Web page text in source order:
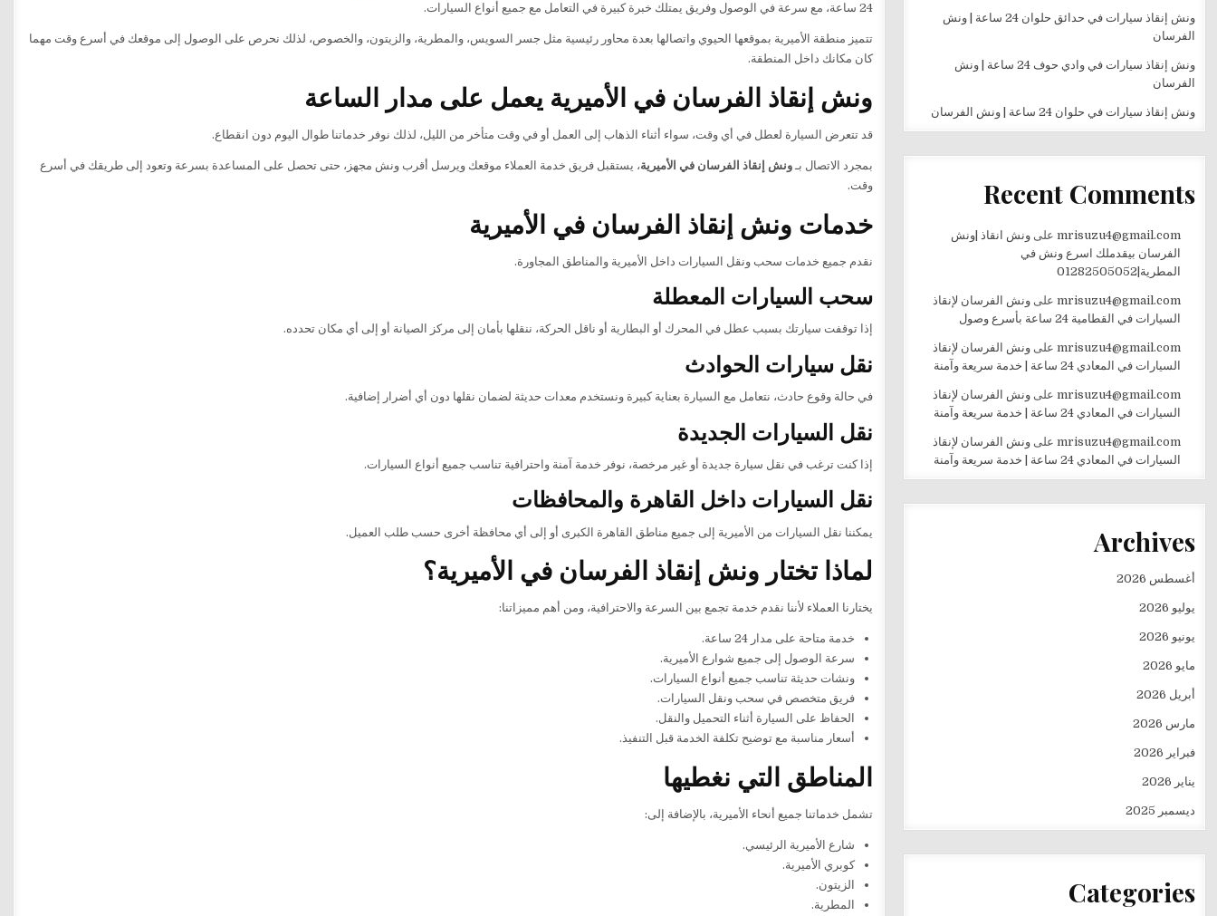
24 ساعة، مع سرعة في الوصول وفريق يمتلك خبرة كبيرة في التعامل مع جميع أنواع السيارات.
تتميز منطقة الأميرية بموقعها الحيوي واتصالها بعدة محاور رئيسية مثل جسر السويس، والمطرية، والزيتون، والخصوص، لذلك نحرص على الوصول إلى موقعك في أسرع وقت مهما
كان مكانك داخل المنطقة.
ونش إنقاذ الفرسان في الأميرية يعمل على مدار الساعة
قد تتعرض السيارة لعطل في أي وقت، سواء أثناء الذهاب إلى العمل أو في وقت متأخر من الليل، لذلك نوفر خدماتنا طوال اليوم دون انقطاع.
بمجرد الاتصال بـونش إنقاذ الفرسان في الأميرية، يستقبل فريق خدمة العملاء موقعك ويرسل أقرب ونش مجهز، حتى تحصل على المساعدة بسرعة وتعود إلى طريقك في أسرع
وقت.
خدمات ونش إنقاذ الفرسان في الأميرية
نقدم جميع خدمات سحب ونقل السيارات داخل الأميرية والمناطق المجاورة.
سحب السيارات المعطلة
إذا توقفت سيارتك بسبب عطل في المحرك أو البطارية أو ناقل الحركة، ننقلها بأمان إلى مركز الصيانة أو إلى أي مكان تحدده.
نقل سيارات الحوادث
في حالة وقوع حادث، نتعامل مع السيارة بعناية كبيرة ونستخدم معدات حديثة لضمان نقلها دون أي أضرار إضافية.
نقل السيارات الجديدة
إذا كنت ترغب في نقل سيارة جديدة أو غير مرخصة، نوفر خدمة آمنة واحترافية تناسب جميع أنواع السيارات.
نقل السيارات داخل القاهرة والمحافظات
يمكننا نقل السيارات من الأميرية إلى جميع مناطق القاهرة الكبرى أو إلى أي محافظة أخرى حسب طلب العميل.
لماذا تختار ونش إنقاذ الفرسان في الأميرية؟
يختارنا العملاء لأننا نقدم خدمة تجمع بين السرعة والاحترافية، ومن أهم مميزاتنا:
خدمة متاحة على مدار 24 ساعة.
سرعة الوصول إلى جميع شوارع الأميرية.
ونشات حديثة تناسب جميع أنواع السيارات.
فريق متخصص في سحب ونقل السيارات.
الحفاظ على السيارة أثناء التحميل والنقل.
أسعار مناسبة مع توضيح تكلفة الخدمة قبل التنفيذ.
المناطق التي نغطيها
تشمل خدماتنا جميع أنحاء الأميرية، بالإضافة إلى:
شارع الأميرية الرئيسي.
كوبري الأميرية.
الزيتون.
المطرية.
ونش إنقاذ سيارات في حدائق حلوان 24 ساعة | ونش
الفرسان
ونش إنقاذ سيارات في وادي حوف 24 ساعة | ونش
الفرسان
ونش إنقاذ سيارات في حلوان 24 ساعة | ونش الفرسان
Recent Comments
mrisuzu4@gmail.comعلى ونش انقاذ |ونش
الفرسان بيقدملك اسرع ونش في
المطرية|01282505052
mrisuzu4@gmail.comعلى ونش الفرسان لإنقاذ
السيارات في القطامية 24 ساعة بأسرع وصول
mrisuzu4@gmail.comعلى ونش الفرسان لإنقاذ
السيارات في المعادي 24 ساعة | خدمة سريعة وآمنة
mrisuzu4@gmail.comعلى ونش الفرسان لإنقاذ
السيارات في المعادي 24 ساعة | خدمة سريعة وآمنة
mrisuzu4@gmail.comعلى ونش الفرسان لإنقاذ
السيارات في المعادي 24 ساعة | خدمة سريعة وآمنة
Archives
أغسطس 2026
يوليو 2026
يونيو 2026
مايو 2026
أبريل 2026
مارس 2026
فبراير 2026
يناير 2026
ديسمبر 2025
Categories